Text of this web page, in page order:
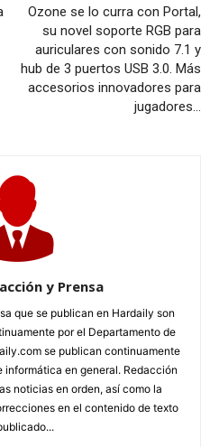
Ozone se lo curra con Portal,
su novel soporte RGB para
auriculares con sonido 7.1 y
hub de 3 puertos USB 3.0. Más
accesorios innovadores para
jugadores…
y Prensa
que se publican en Hardaily son
por el Departamento de
se publican continuamente
informática en general. Redacción
noticias en orden, así como la
en el contenido de texto